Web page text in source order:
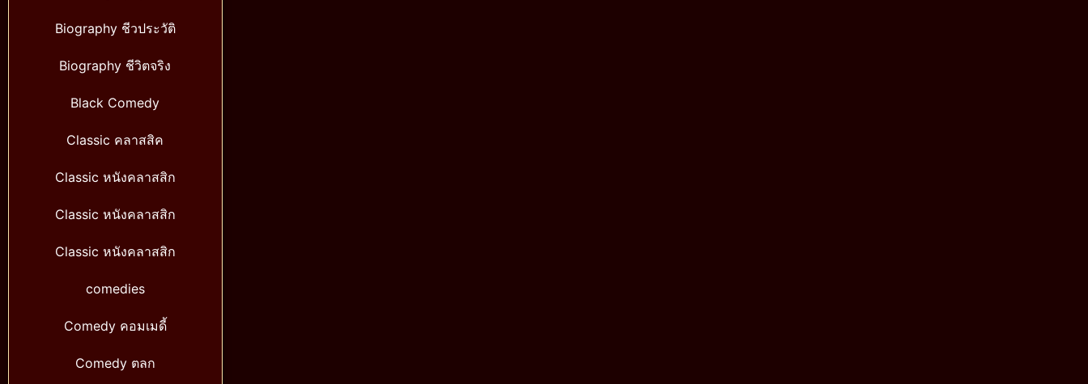
Biography ชีวประวัติ
Biography ชีวิตจริง
Black Comedy
Classic คลาสสิค
Classic หนังคลาสสิก
Classic หนังคลาสสิก
Classic หนังคลาสสิก
comedies
Comedy คอมเมดี้
Comedy ตลก